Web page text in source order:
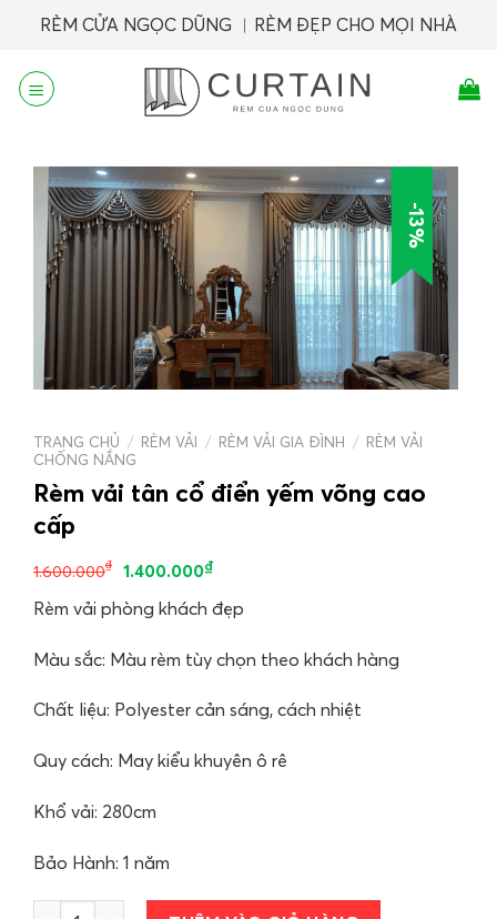
content
RÈM CỬA NGỌC DŨNG ︱RÈM ĐẸP CHO MỌI NHÀ
-13%
TRANG CHỦ / RÈM VẢI / RÈM VẢI GIA ĐÌNH / RÈM VẢI
CHỐNG NẮNG
Rèm vải tân cổ điển yếm võng cao
cấp
1.600.000₫ 1.400.000₫
Rèm vải phòng khách đẹp
Màu sắc: Màu rèm tùy chọn theo khách hàng
Chất liệu: Polyester cản sáng, cách nhiệt
Quy cách: May kiểu khuyên ô rê
Khổ vải: 280cm
Bảo Hành: 1 năm
Rèm vải tân cổ điển yếm võng cao cấp số lượng